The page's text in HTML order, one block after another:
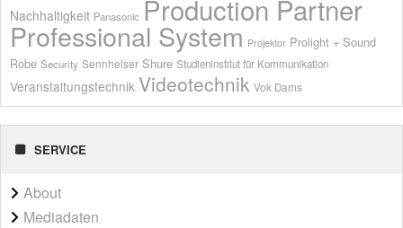
Nachhaltigkeit Panasonic Production Partner
Professional System Projektor Prolight + Sound
Robe Security Sennheiser Shure Studieninstitut für Kommunikation
Veranstaltungstechnik Videotechnik Vok Dams
SERVICE
About
Mediadaten